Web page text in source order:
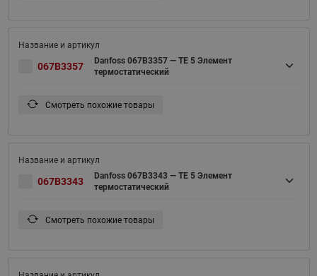
067B3357
Danfoss 067B3357 — TE 5 Элемент
термостатический
Смотреть похожие товары
067B3343
Danfoss 067B3343 — TE 5 Элемент
термостатический
Смотреть похожие товары